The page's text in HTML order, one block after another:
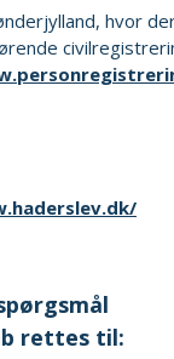
hvor
rettes til: